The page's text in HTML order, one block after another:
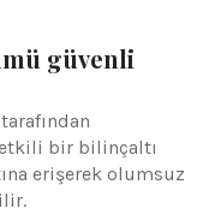
güvenli
bir bilinçaltı
erişerek olumsuz